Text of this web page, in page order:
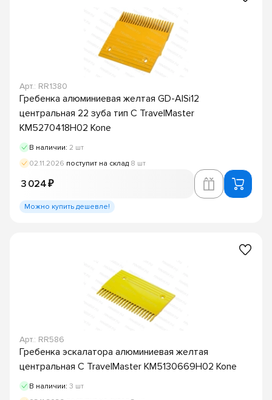
Арт.: RR1380
Гребенка алюминиевая желтая GD-AlSi12
центральная 22 зуба тип C TravelMaster
KM5270418H02 Kone
В наличии: 2 шт
02.11.2026 поступит на склад 8 шт
3 024 ₽
Можно купить дешевле!
Арт.: RR586
Гребенка эскалатора алюминиевая желтая
центральная C TravelMaster KM5130669H02 Kone
В наличии: 3 шт